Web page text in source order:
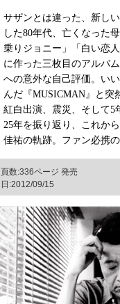
サザンとは違った、新し
した80年代、亡くなった
乗りジョニー」「白い恋
に作った三枚目のアルバ
への意外な自己評価。い
んだ『MUSICMAN』と突
紅白出演、震災、そして5
25年を振り返り、これか
佳祐の軌跡。ファン必携の
頁数:336ページ 発売
日:2012/09/15